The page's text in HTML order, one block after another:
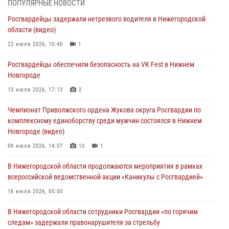
16 июля 2026, 05:00
Росгвардейцы обеспечили безопасность на VK Fest в Нижнем
13 июля 2026, 17:13
Нижегородские росгвардейцы за прошедшую неделю выезжали
13 июля 2026, 06:45
Росгвардейцы предотвратили серию краж в Нижнем Новгороде
10 июля 2026, 09:38
ПОПУЛЯРНЫЕ НОВОСТИ
Росгвардейцы задержали нетрезвого водителя в Нижегородской
области (видео)
22 июля 2026, 10:40 1
Росгвардейцы обеспечили безопасность на VK Fest в Нижнем
Новгороде
13 июля 2026, 17:13 2
Чемпионат Приволжского ордена Жукова округа Росгвардии по
комплексному единоборству среди мужчин состоялся в Нижнем
Новгороде (видео)
09 июля 2026, 14:07 10 1
В Нижегородской области продолжаются мероприятия в рамках
всероссийской ведомственной акции «Каникулы с Росгвардией»
16 июля 2026, 05:00
В Нижегородской области сотрудники Росгвардии «по горячим
следам» задержали правонарушителя за стрельбу